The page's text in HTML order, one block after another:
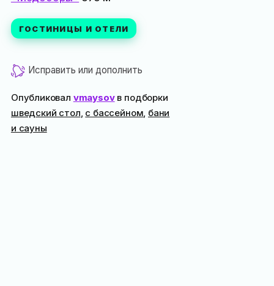
ГОСТИНИЦЫ И ОТЕЛИ
Исправить или дополнить
Опубликовал vmaysovв подборки
шведский стол, с бассейном, бани
и сауны